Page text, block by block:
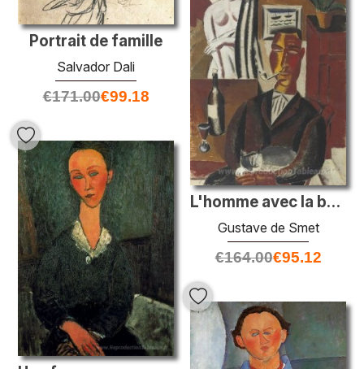
Portrait de famille
Salvador Dali
€171.00€99.18
L'homme avec la bouteille
Gustave de Smet
€164.00€95.12